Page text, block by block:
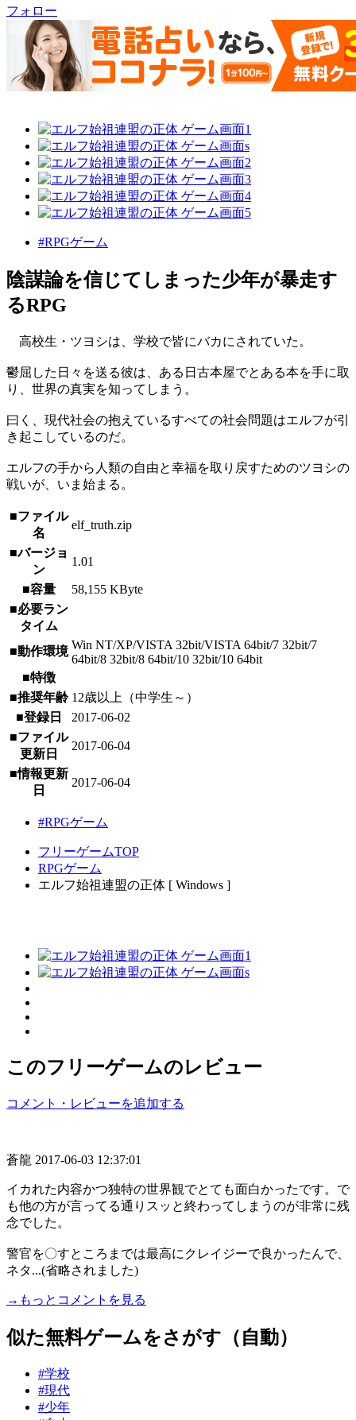
フォロー
#RPGゲーム
陰謀論を信じてしまった少年が暴走す
るRPG
高校生・ツヨシは、学校で皆にバカにされていた。
鬱屈した日々を送る彼は、ある日古本屋でとある本を手に取
り、世界の真実を知ってしまう。
曰く、現代社会の抱えているすべての社会問題はエルフが引
き起こしているのだ。
エルフの手から人類の自由と幸福を取り戻すためのツヨシの
戦いが、いま始まる。
■ファイル
名
elf_truth.zip
■バージョ
ン
1.01
■容量
58,155 KByte
■必要ラン
タイム
■動作環境 Win NT/XP/VISTA 32bit/VISTA 64bit/7 32bit/7
64bit/8 32bit/8 64bit/10 32bit/10 64bit
■特徴
■推奨年齢 12歳以上（中学生～）
■登録日
2017-06-02
■ファイル
更新日
2017-06-04
■情報更新
日
2017-06-04
#RPGゲーム
フリーゲームTOP
RPGゲーム
エルフ始祖連盟の正体 [ Windows ]
このフリーゲームのレビュー
コメント・レビューを追加する
蒼龍 2017-06-03 12:37:01
イカれた内容かつ独特の世界観でとても面白かったです。で
も他の方が言ってる通りスッと終わってしまうのが非常に残
念でした。
警官を〇すところまでは最高にクレイジーで良かったんで、
ネタ...(省略されました)
→もっとコメントを見る
似た無料ゲームをさがす（自動）
#学校
#現代
#少年